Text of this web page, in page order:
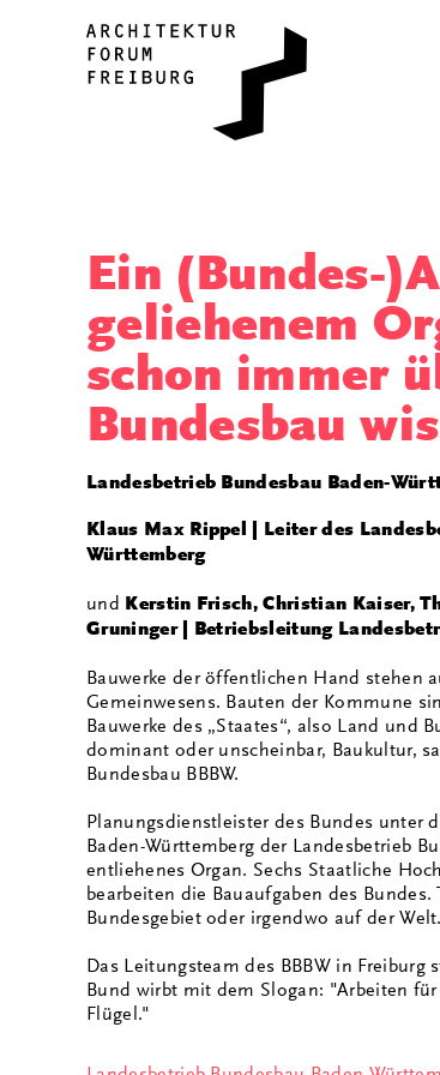
Ein (Bundes-
geliehenem
schon immer
Bundesbau
Landesbetrieb Bundesbau Baden-
Klaus Max Rippel | Leiter des
Württemberg
und Kerstin Frisch, Christian Kaiser,
Gruninger | Betriebsleitung
Bauwerke der öffentlichen Hand stehen
Gemeinwesens. Bauten der Kommune
Bauwerke des „Staates“, also Land und
dominant oder unscheinbar, Baukultur,
Bundesbau BBBW.
Planungsdienstleister des Bundes unter
Baden-Württemberg der Landesbetrieb
entliehenes Organ. Sechs Staatliche
bearbeiten die Bauaufgaben des
Bundesgebiet oder irgendwo auf der Welt.
Das Leitungsteam des BBBW in
Bund wirbt mit dem Slogan: "Arbeiten
Flügel."